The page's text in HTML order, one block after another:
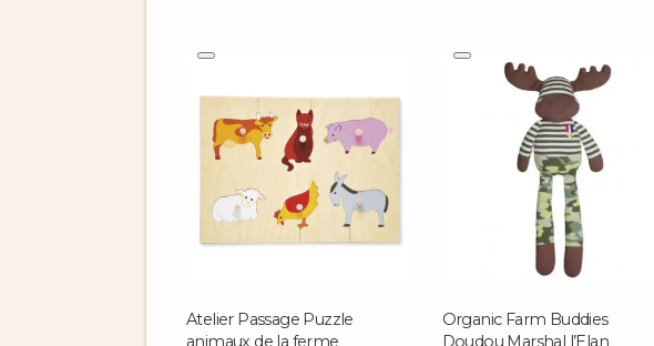
Atelier Passage Puzzle
animaux de la ferme
Organic Farm Buddies
Doudou Marshal l’Elan